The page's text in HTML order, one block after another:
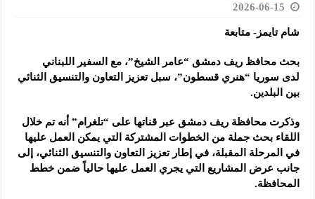
2026-06-15
شام تايمز- متابعة
بحث محافظ ريف دمشق “عامر الشيخ”، مع السفير اللبناني
لدى سوريا “هنري ‏قسطون”، سبل تعزيز التعاون والتنسيق الثنائي
بين البلدين.
وذكرت محافظة ريف دمشق عبر قناتها على “تلغرام” أنه تم خلال
اللقاء بحث جملة ‏من الخطوات المشتركة التي يمكن العمل عليها
في المرحلة المقبلة، في إطار تعزيز ‏التعاون والتنسيق الثنائي، إلى
جانب عرض المشاريع التي يجري العمل عليها ‏حالياً ضمن خطط
المحافظة‎.‎